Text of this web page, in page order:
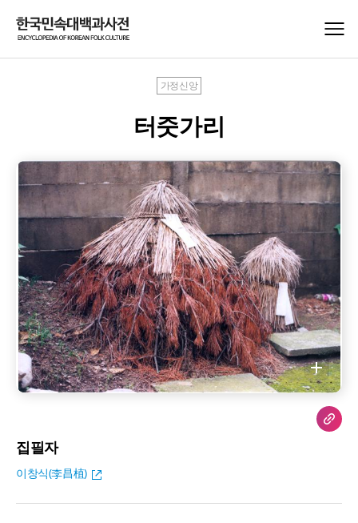
가정신앙
터줏가리
집필자
이창식(李昌植)